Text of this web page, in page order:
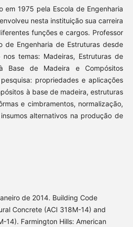
em 1975 pela Escola de Engenharia
nesta instituição sua carreira
funções e cargos. Professor
de Engenharia de Estruturas desde
temas: Madeiras, Estruturas de
Base de Madeira e Compósitos
propriedades e aplicações
à base de madeira, estruturas
e cimbramentos, normalização,
alternativos na produção de
de 2014. Building Code
Concrete (ACI 318M-14) and
14). Farmington Hills: American